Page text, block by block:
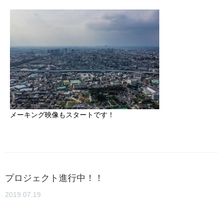
メーキング映像もスタートです！
プロジェクト進行中！！
2019.07.19